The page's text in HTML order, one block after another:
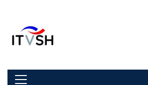
Navigation umschalten